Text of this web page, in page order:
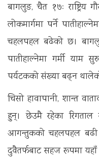
बागलुङ, चैत १७ः राष्ट्रिय
लोकमार्गमा पर्ने
चहलपहल बढेको छ।
पातीहाल्नेमा गर्मी याम
पर्यटकको संख्या बढ्न
चिसो हावापानी, शान्त
हुन्। छेउमै रहेका रिगताल
आगन्तुकको चहलपहल बढी
दुवैतर्फबाट सहज रूपमा